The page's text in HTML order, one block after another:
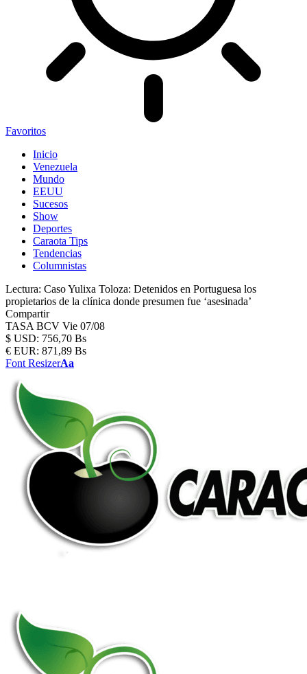
Favoritos
Inicio
Venezuela
Mundo
EEUU
Sucesos
Show
Deportes
Caraota Tips
Tendencias
Columnistas
Lectura: Caso Yulixa Toloza: Detenidos en Portuguesa los
propietarios de la clínica donde presumen fue ‘asesinada’
Compartir
TASA BCV Vie 07/08
$ USD: 756,70 Bs
€ EUR: 871,89 Bs
Font ResizerAa